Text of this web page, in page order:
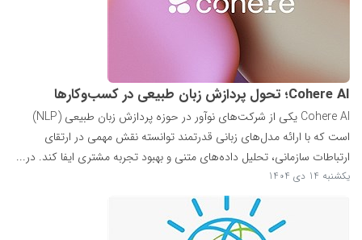
Cohere AI؛ تحول پردازش زبان طبیعی در کسب‌وکارها
Cohere AI یکی از شرکت‌های نوآور در حوزه پردازش زبان طبیعی (NLP)
است که با ارائه مدل‌های زبانی قدرتمند توانسته نقش مهمی در ارتقای
ارتباطات سازمانی، تحلیل داده‌های متنی و بهبود تجربه مشتری ایفا کند. در...
یکشنبه 14 دی 1404